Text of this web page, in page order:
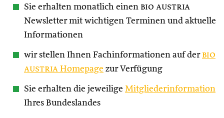
Sie erhalten monatlich einen bio austria
Newsletter mit wichtigen Terminen und aktuelle
Informationen
wir stellen Ihnen Fachinformationen auf der bio
austria Homepage zur Verfügung
Sie erhalten die jeweilige Mitgliederinformation
Ihres Bundeslandes